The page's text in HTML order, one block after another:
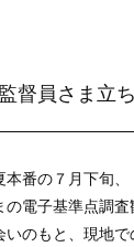
督員さま立
番の７月下旬、
電子基準点調査
いのもと、現地で